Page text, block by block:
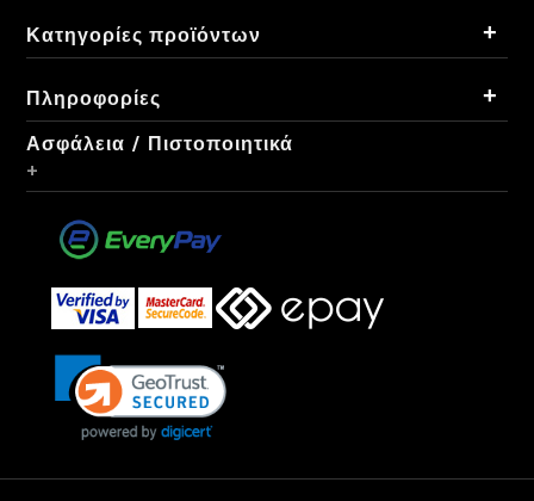
Κατηγορίες προϊόντων +
Πληροφορίες +
Ασφάλεια / Πιστοποιητικά
+